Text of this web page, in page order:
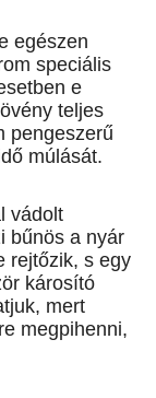
egészen
speciális
e
teljes
pengeszerű
múlását.
vádolt
bűnös a nyár
rejtőzik, s egy
károsító
mert
megpihenni,